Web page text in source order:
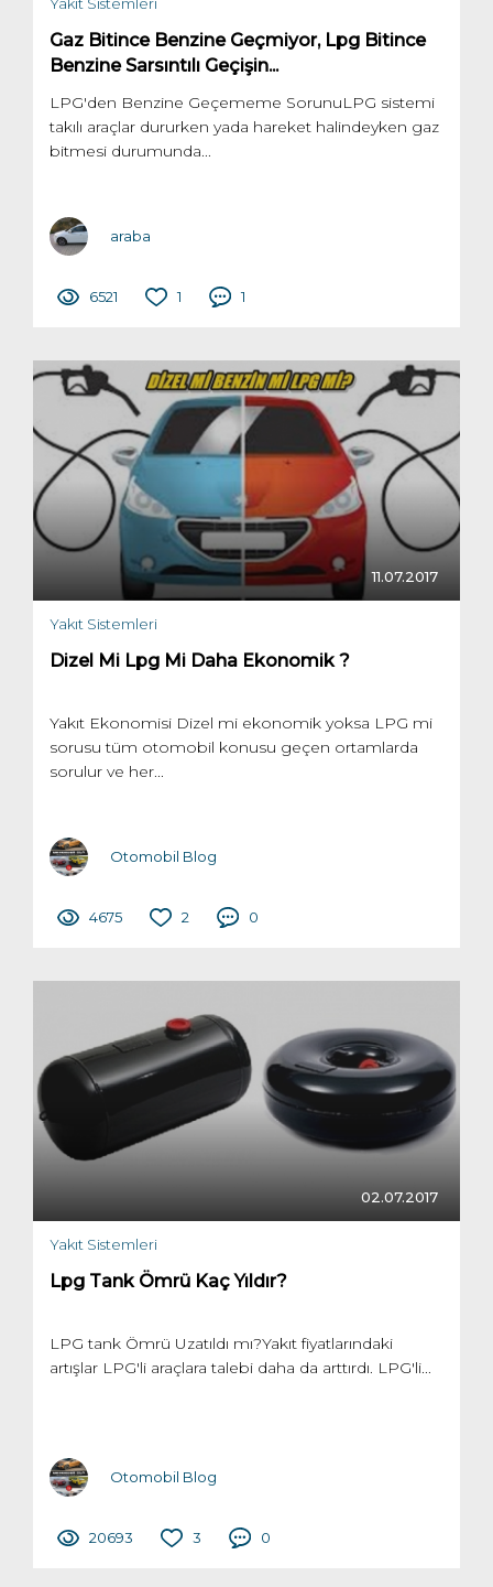
Gaz Bitince Benzine Geçmiyor, Lpg Bitince
Benzine Sarsıntılı Geçişin...
LPG'den Benzine Geçememe SorunuLPG sistemi
takılı araçlar dururken yada hareket halindeyken gaz
bitmesi durumunda...
araba
6521 1 1
11.07.2017
Yakıt Sistemleri
Dizel Mi Lpg Mi Daha Ekonomik ?
Yakıt Ekonomisi Dizel mi ekonomik yoksa LPG mi
sorusu tüm otomobil konusu geçen ortamlarda
sorulur ve her...
Otomobil Blog
4675 2 0
02.07.2017
Yakıt Sistemleri
Lpg Tank Ömrü Kaç Yıldır?
LPG tank Ömrü Uzatıldı mı?Yakıt fiyatlarındaki
artışlar LPG'li araçlara talebi daha da arttırdı. LPG'li...
Otomobil Blog
20693 3 0